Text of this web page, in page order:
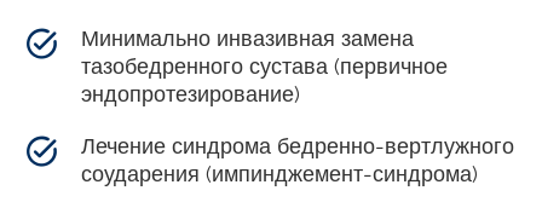
Минимально инвазивная замена
тазобедренного сустава (первичное
эндопротезирование)
Лечение синдрома бедренно-вертлужного
соударения (импинджемент-синдрома)